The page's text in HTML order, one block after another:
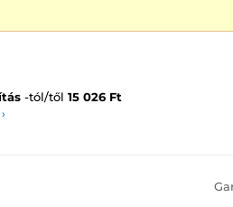
-tól/től 15 026 Ft